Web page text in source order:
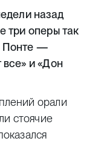
назад
три оперы так
Понте —
все» и «Дон
орали
стоячие